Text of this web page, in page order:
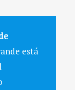
está